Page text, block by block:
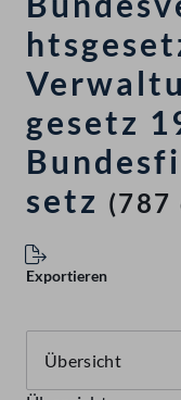
gesetz
setz (787
Exportieren